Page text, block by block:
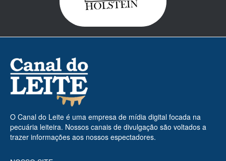
O Canal do Leite é uma empresa de mídia digital focada na
pecuária leiteira. Nossos canais de divulgação são voltados a
trazer informações aos nossos espectadores.